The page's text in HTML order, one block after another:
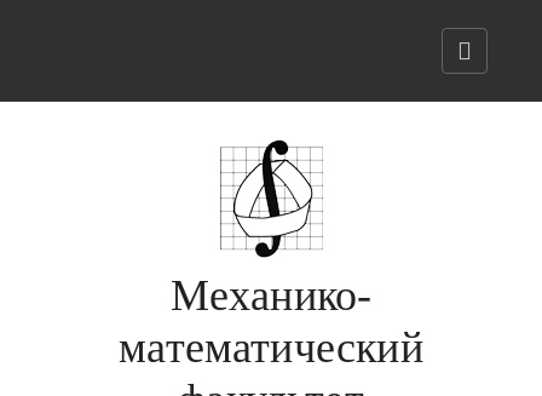
Механико-
математический